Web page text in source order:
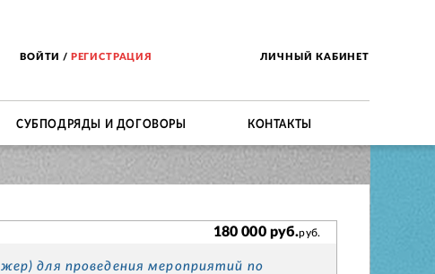
ВОЙТИ / РЕГИСТРАЦИЯ ЛИЧНЫЙ КАБИНЕТ
СУБПОДРЯДЫ И ДОГОВОРЫ КОНТАКТЫ
180 000 руб.руб.
для проведения мероприятий по